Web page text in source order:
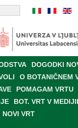
DOGODKI
O BOTANIČNEM
POMAGAM VRTU
BOT. VRT V
NOVI VRT